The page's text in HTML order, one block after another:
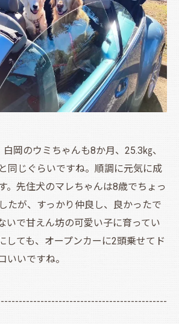
岡のウミちゃんも8か月、25.3㎏、
同じぐらいですね。順調に元気に成
。先住犬のマレちゃんは8歳でちょっ
たが、すっかり仲良し、良かったで
いで甘えん坊の可愛い子に育ってい
しても、オープンカーに2頭乗せてド
いいですね。